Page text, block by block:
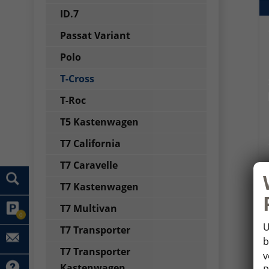
0
ID.7
Passat Variant
Polo
T-Cross
T-Roc
T5 Kastenwagen
T7 California
T7 Caravelle
T7 Kastenwagen
T7 Multivan
T7 Transporter
T7 Transporter